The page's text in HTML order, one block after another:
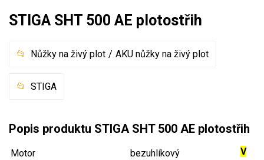
Křovinořezy a vyžínače
Benzínové křovinořezy a vyžínače
Benzínové pily
Aku pily
STIGA SHT 500 AE plotostřih
Nůžky na živý plot AKU nůžky na živý plot
STIGA
Popis produktu STIGA SHT 500 AE plotostřih
Motor
bezuhlíkový
V